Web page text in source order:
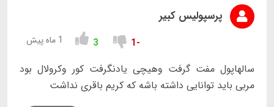
پرسپولیس کبیر
-1
3 1 ماه پیش
سالهاپول مفت گرفت وهیچی یادنگرفت کور وکرولال بود
مربی باید توانایی داشته باشه که کریم باقری نداشت